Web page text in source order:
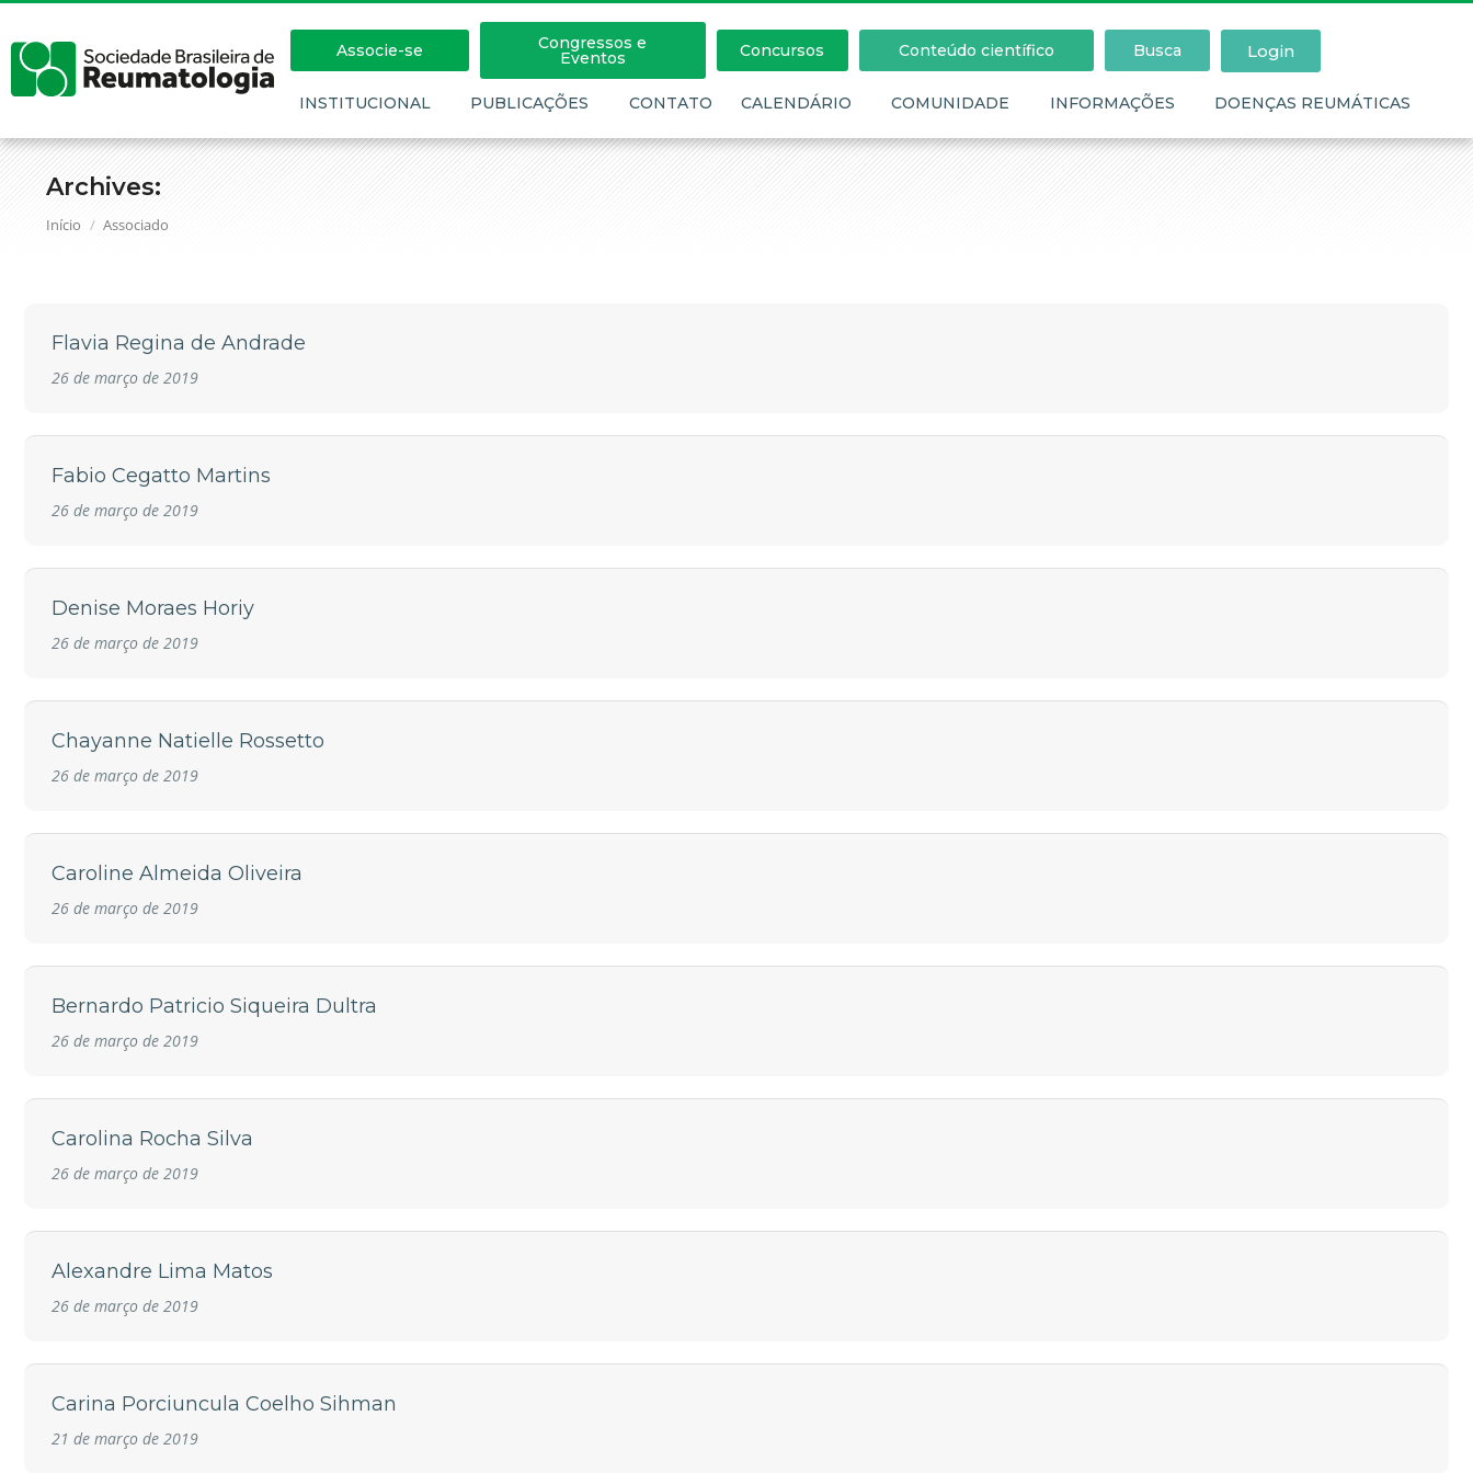
Archives:
Você está aqui:
Início Associado
Associe-se Congressos e
Eventos Concursos Conteúdo científico Busca Login
INSTITUCIONAL PUBLICAÇÕES CONTATO CALENDÁRIO COMUNIDADE INFORMAÇÕES DOENÇAS REUMÁTICAS
Flavia Regina de Andrade
26 de março de 2019
Fabio Cegatto Martins
26 de março de 2019
Denise Moraes Horiy
26 de março de 2019
Chayanne Natielle Rossetto
26 de março de 2019
Caroline Almeida Oliveira
26 de março de 2019
Bernardo Patricio Siqueira Dultra
26 de março de 2019
Carolina Rocha Silva
26 de março de 2019
Alexandre Lima Matos
26 de março de 2019
Carina Porciuncula Coelho Sihman
21 de março de 2019